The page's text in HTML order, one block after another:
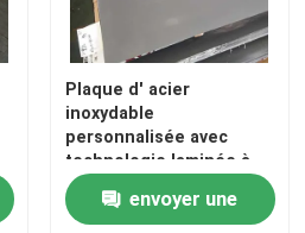
Plaque d' acier
inoxydable
personnalisée avec
technologie laminée à
froid / laminée à chaud
envoyer une